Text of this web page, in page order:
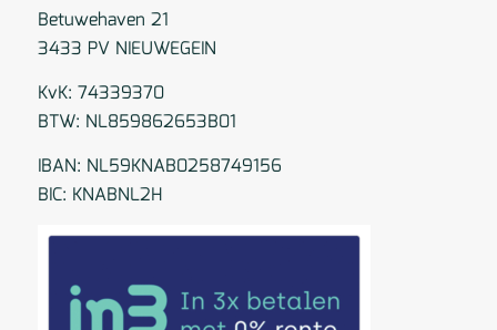
Betuwehaven 21
3433 PV NIEUWEGEIN
KvK: 74339370
BTW: NL859862653B01
IBAN: NL59KNAB0258749156
BIC: KNABNL2H